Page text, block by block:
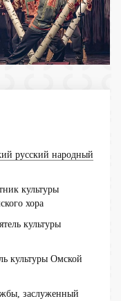
русский народный
культуры
хора
культуры
культуры Омской
заслуженный